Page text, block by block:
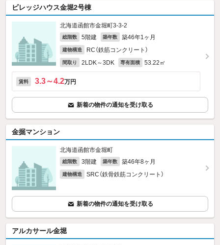
ビレッジハウス金堀2号棟
北海道函館市金堀町3-3‐2
総階数 5階建 築年数 築46年1ヶ月
建物構造 RC（鉄筋コンクリート）
間取り 2LDK～3DK 専有面積 53.22㎡
賃料 3.3～4.2万円
新着の物件の通知を受け取る
金掘マンション
北海道函館市金堀町
総階数 3階建 築年数 築46年8ヶ月
建物構造 SRC（鉄骨鉄筋コンクリート）
新着の物件の通知を受け取る
アルカサール金堀